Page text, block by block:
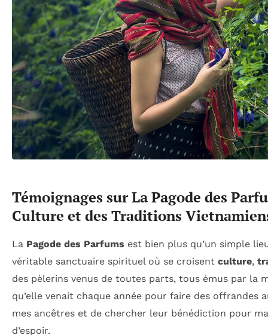
Témoignages sur La Pagode des
Culture et des Traditions
La Pagode des Parfums est bien plus qu’un simple
véritable sanctuaire spirituel où se croisent culture,
des pèlerins venus de toutes parts, tous émus par la
qu’elle venait chaque année pour faire des offrandes
mes ancêtres et de chercher leur bénédiction pour
d’espoir.